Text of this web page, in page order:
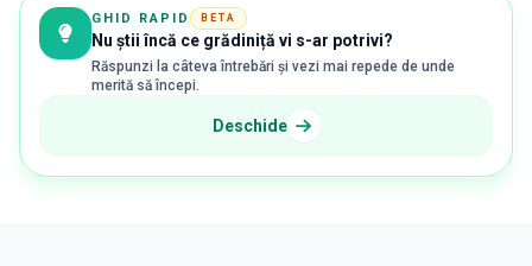
GHID RAPID BETA
Nu știi încă ce grădiniță vi s-ar potrivi?
Răspunzi la câteva întrebări și vezi mai repede de unde
merită să începi.
Deschide